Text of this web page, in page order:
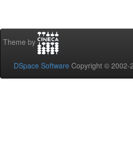
Theme by
DSpace Software Copyright © 2002-